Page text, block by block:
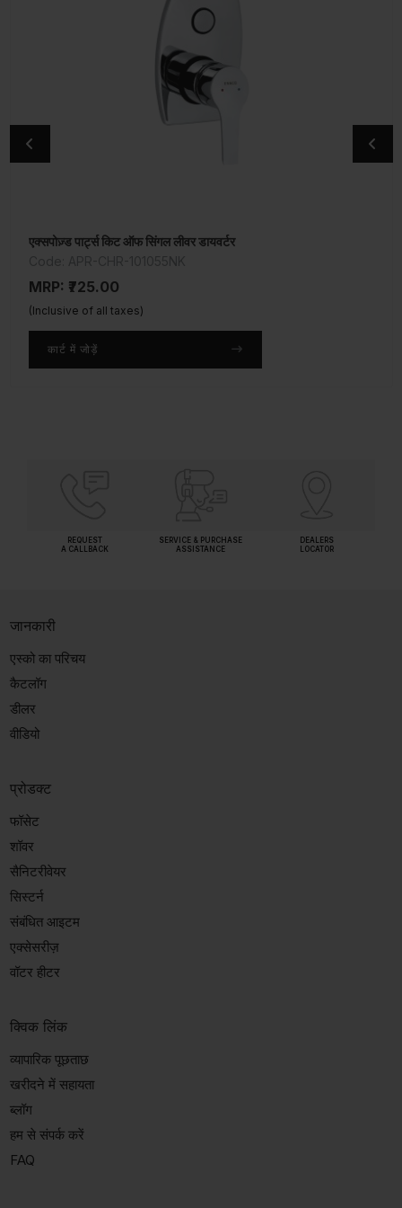
एक्सपोज़्ड पार्ट्स किट ऑफ सिंगल लीवर डायवर्टर
MRP: ₹725.00
(Inclusive of all taxes)
कार्ट में जोड़ें
2-वे बिब कॉक
MRP: ₹1,800.00
(Inclusive of all taxes)
कार्ट में जोड़ें
REQUEST
A CALLBACK
SERVICE & PURCHASE
ASSISTANCE
DEALERS
LOCATOR
जानकारी
एस्को का परिचय
कैटलॉग
डीलर
वीडियो
प्रोडक्ट
फॉसेट
शॉवर
सैनिटरीवेयर
सिस्टर्न
संबंधित आइटम
एक्सेसरीज़
वॉटर हीटर
क्विक लिंक
व्यापारिक पूछताछ
खरीदने में सहायता
ब्लॉग
हम से संपर्क करें
FAQ